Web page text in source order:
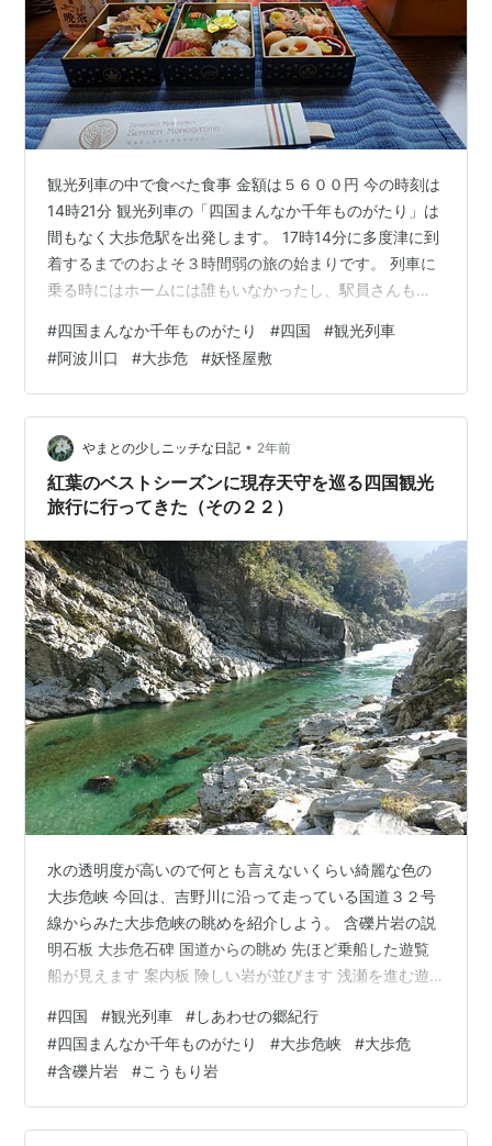
観光列車の中で食べた食事 金額は５６００円 今の時刻は
14時21分 観光列車の「四国まんなか千年ものがたり」は
間もなく大歩危駅を出発します。 17時14分に多度津に到
着するまでのおよそ３時間弱の旅の始まりです。 列車に
乗る時にはホームには誰もいなかったし、駅員さんもい
に際してはお見送りは無いのかなって思っていたら、や
っぱりちゃんとありました。(#^.^#) 地元の方々でしょう
か、嬉しい限りです。 線路の反対側にあった妖怪屋敷と
道の駅 手を振って見送ってくれていました 列車の窓から
遊覧船も見えました 鉄橋を渡る度に、川の見え方が変わ
ります。 列車…
#四国まんなか千年ものがたり #四国 #観光列車
#阿波川口 #大歩危 #妖怪屋敷
やまとの少しニッチな日記 • 2年前
紅葉のベストシーズンに現存天守を巡る四国観光
旅行に行ってきた（その２２）
水の透明度が高いので何とも言えないくらい綺麗な色の
大歩危峡 今回は、吉野川に沿って走っている国道３２号
線からみた大歩危峡の眺めを紹介しよう。 含礫片岩の説
明石板 大歩危石碑 国道からの眺め 先ほど乗船した遊覧
船が見えます 案内板 険しい岩が並びます 浅瀬を進む遊
から見下ろすこうもり岩 近くを通る舟と比較するとこう
もり岩の大きさが想像できます エメラルドグリーンの川
対岸に線路が見えます。川を挟んで、両脇を国道と鉄道
が走っています。 大歩危橋からの写真。大歩危駅に停車
中の観光列車が見えます。 昼食もとらずに遊覧船に乗
#四国 #観光列車 #しあわせの郷紀行
#四国まんなか千年ものがたり #大歩危峡 #大歩危
#含礫片岩 #こうもり岩